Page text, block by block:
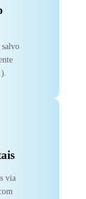
salvo
via